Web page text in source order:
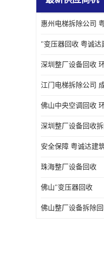
深圳整厂设备回收
江门电梯拆除公司
佛山中央空调回收
深圳整厂设备回收
珠海整厂设备回收
佛山"变压器回收